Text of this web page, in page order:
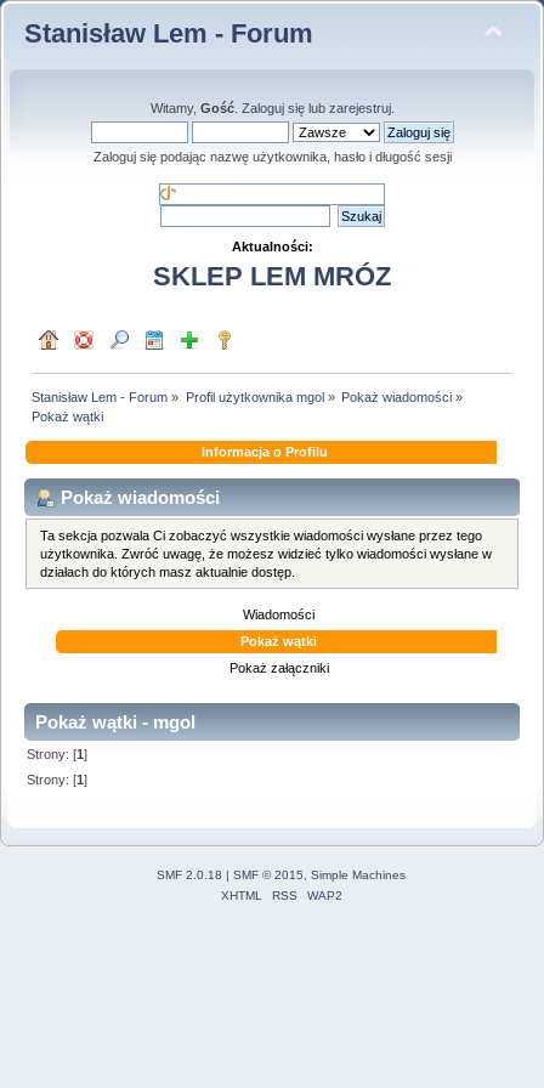
Stanisław Lem - Forum
Witamy, Gość. Zaloguj sięlub zarejestruj.
Zaloguj się podając nazwę użytkownika, hasło i długość sesji
Aktualności:
SKLEP LEM MRÓZ
Stanisław Lem - Forum » Profil użytkownika mgol» Pokaż wiadomości»
Pokaż wątki
Informacja o Profilu
Pokaż wiadomości
Ta sekcja pozwala Ci zobaczyć wszystkie wiadomości wysłane przez tego
użytkownika. Zwróć uwagę, że możesz widzieć tylko wiadomości wysłane w
działach do których masz aktualnie dostęp.
Wiadomości
Pokaż wątki
Pokaż załączniki
Pokaż wątki - mgol
Strony: [1]
Strony: [1]
SMF 2.0.18 | SMF © 2015
Simple Machines
XHTML
RSS WAP2